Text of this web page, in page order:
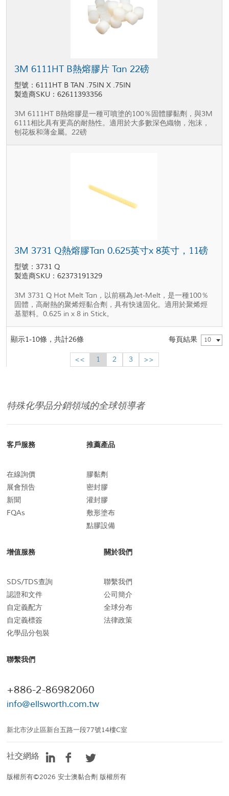
3M 6111HT B熱熔膠片 Tan 22磅
型號：6111HT B TAN .75IN X .75IN
製造商SKU：62611393356
3M 6111HT B熱熔膠是一種可噴塗的100％固體膠黏劑，與3M
6111相比具有更高的耐熱性。適用於大多數深色織物，泡沫，
刨花板和薄金屬。22磅
3M 3731 Q熱熔膠Tan 0.625英寸x 8英寸，11磅
型號：3731 Q
製造商SKU：62373191329
3M 3731 Q Hot Melt Tan，以前稱為Jet-Melt，是一種100％
固體，高耐熱的聚烯烴黏合劑，具有快速固化。適用於聚烯烴
基塑料。0.625 in x 8 in Stick。
顯示1-10條，共計26條 每頁結果 10
<< 1 2 3 >>
特殊化學品分銷領域的全球領導者
客戶服務
在線詢價
展會預告
新聞
FQAs
推薦產品
膠黏劑
密封膠
灌封膠
敷形塗布
點膠設備
增值服務
SDS/TDS查詢
認證和文件
自定義配方
自定義標簽
化學品分包裝
關於我們
聯繫我們
公司簡介
全球分布
法律政策
聯繫我們
+886-2-86982060
info@ellsworth.com.tw
新北市汐止區新台五路一段77號14樓C室
社交網絡
版權所有©2026 安士澳黏合劑 版權所有